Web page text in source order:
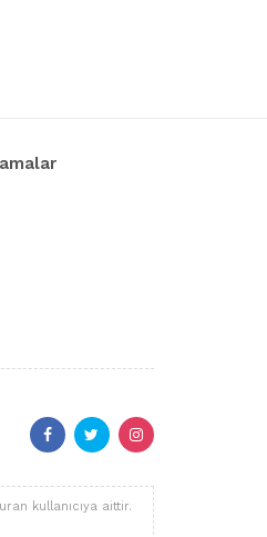
kullanıcıya aittir.